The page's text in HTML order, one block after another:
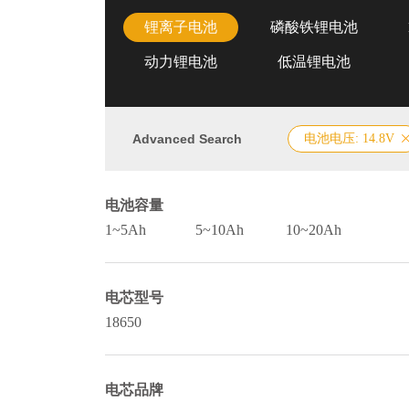
锂离子电池 磷酸铁锂电池
动力锂电池 低温锂电池
Advanced Search 电池电压: 14.8V
电池容量
1~5Ah
5~10Ah 10~20Ah
电芯型号
18650
电芯品牌